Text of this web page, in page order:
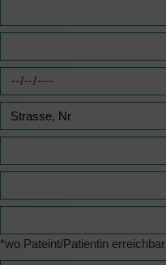
*wo Pateint/Patientin erreichbar